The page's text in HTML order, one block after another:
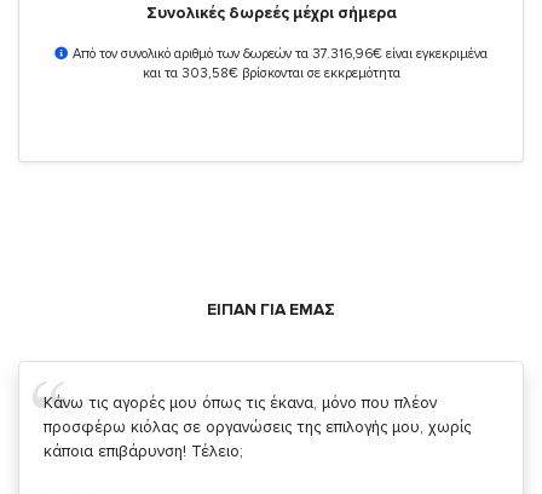
Συνολικές δωρεές μέχρι σήμερα
Από τον συνολικό αριθμό των δωρεών τα 37.316,96€ είναι εγκεκριμένα
και τα 303,58€ βρίσκονται σε εκκρεμότητα
ΕΙΠΑΝ ΓΙΑ ΕΜΑΣ
Σας ευχαριστώ που μας δίνετε την δυνατότητα να κάνουμε
κάτι!